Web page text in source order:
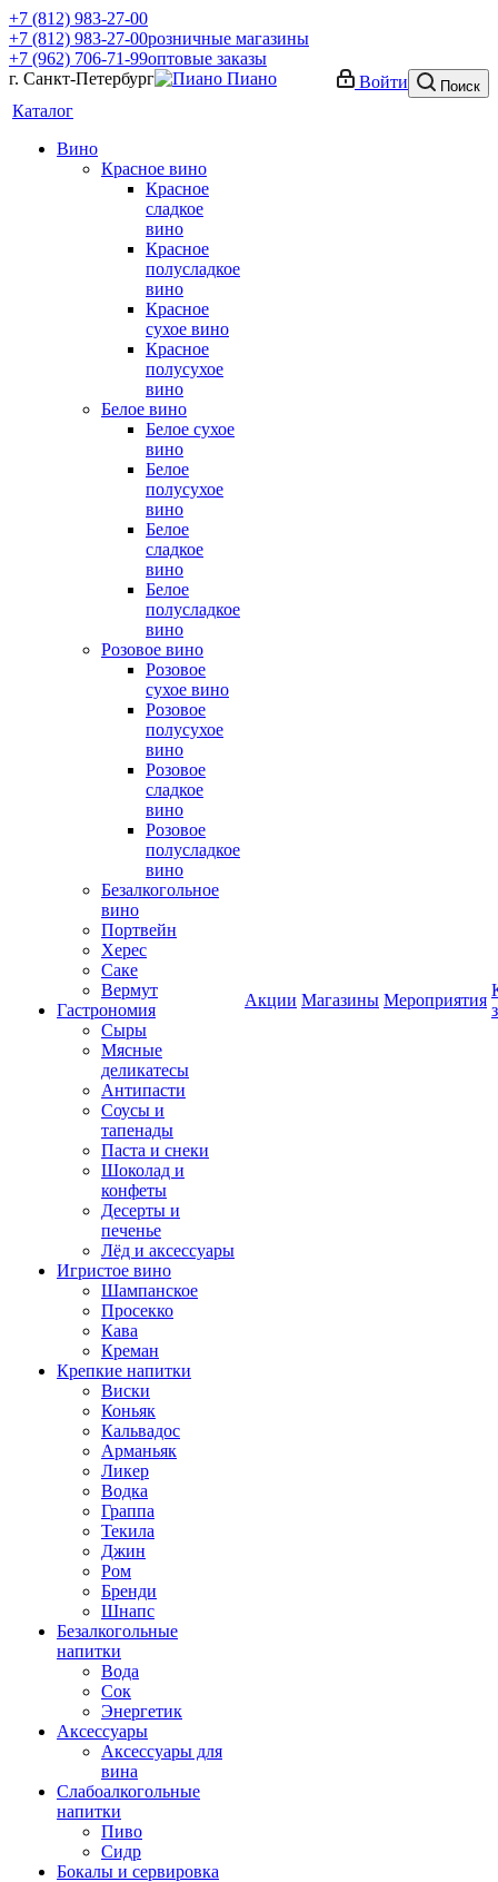
+7 (812) 983-27-00
+7 (812) 983-27-00розничные магазины
+7 (962) 706-71-99оптовые заказы
г. Санкт-Петербург
Поиск
Войти
Каталог
Вино
Красное вино
Красное
сладкое
вино
Красное
полусладкое
вино
Красное
сухое вино
Красное
полусухое
вино
Белое вино
Белое сухое
вино
Белое
полусухое
вино
Белое
сладкое
вино
Белое
полусладкое
вино
Розовое вино
Розовое
сухое вино
Розовое
полусухое
вино
Розовое
сладкое
вино
Розовое
полусладкое
вино
Безалкогольное
вино
Портвейн
Херес
Саке
Вермут
Гастрономия
Сыры
Мясные
деликатесы
Антипасти
Соусы и
тапенады
Паста и снеки
Шоколад и
конфеты
Десерты и
печенье
Лёд и аксессуары
Игристое вино
Шампанское
Просекко
Кава
Креман
Крепкие напитки
Виски
Коньяк
Кальвадос
Арманьяк
Ликер
Водка
Граппа
Текила
Джин
Ром
Бренди
Шнапс
Безалкогольные
напитки
Вода
Сок
Энергетик
Аксессуары
Аксессуары для
вина
Слабоалкогольные
напитки
Пиво
Сидр
Бокалы и сервировка
Акции Магазины Мероприятия